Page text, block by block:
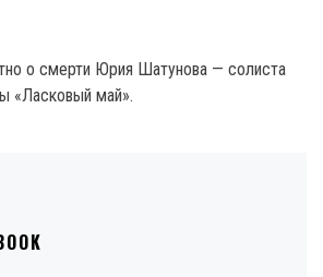
о смерти Юрия Шатунова — солиста
«Ласковый май».